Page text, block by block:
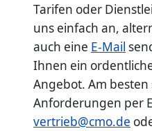
Tarifen oder
uns einfach an,
auch eine E-Mail
Ihnen ein
Angebot. Am besten
Anforderungen per
vertrieb@cmo.de